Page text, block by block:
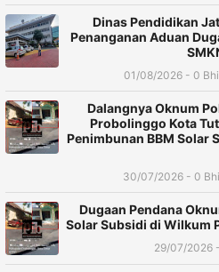
Dinas Pendidikan
Penanganan Aduan
01/08/2026 - 0
Dalangnya Oknum
Probolinggo Kota
Penimbunan BBM Solar
30/07/2026 - 0
Dugaan Pendana
Solar Subsidi di Wilkum
29/07/2026